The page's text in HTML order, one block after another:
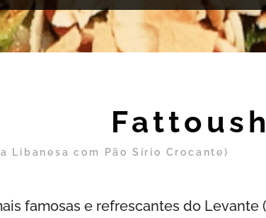
Fattoush
Libanesa com Pão Sírio Crocante)
famosas e refrescantes do Levante